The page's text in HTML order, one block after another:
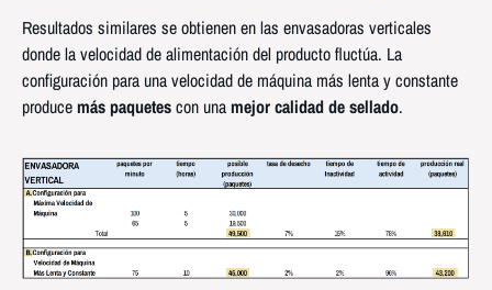
Resultados similares se obtienen en las envasadoras verticales
donde la velocidad de alimentación del producto fluctúa. La
configuración para una velocidad de máquina más lenta y constante
producemás paquetescon unamejor calidad de sellado.